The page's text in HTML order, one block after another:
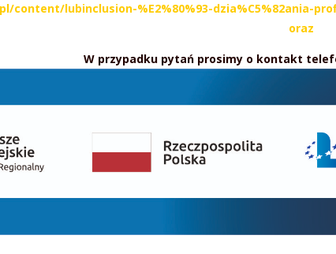
lubinclusion-%E2%80%93-dzia%C5%82ania-
oraz
W przypadku pytań prosimy o kontakt